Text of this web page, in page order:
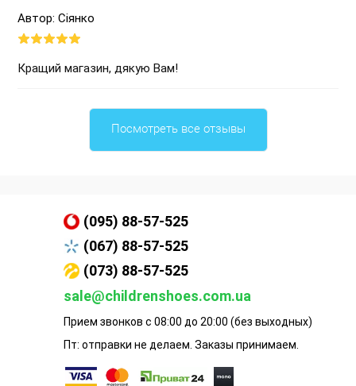
Автор: Сіянко
Кращий магазин, дякую Вам!
Посмотреть все отзывы
(095) 88-57-525
(067) 88-57-525
(073) 88-57-525
sale@childrenshoes.com.ua
Прием звонков с 08:00 до 20:00 (без выходных)
Пт: отправки не делаем. Заказы принимаем.